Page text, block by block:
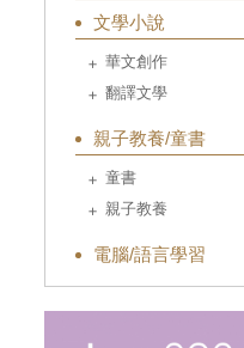
文學小說
華文創作
翻譯文學
親子教養/童書
童書
親子教養
電腦/語言學習